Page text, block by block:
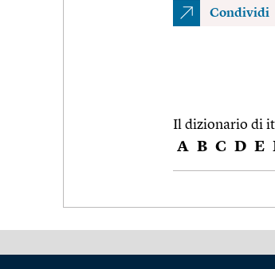
Condividi
Il dizionario di
A B C D E